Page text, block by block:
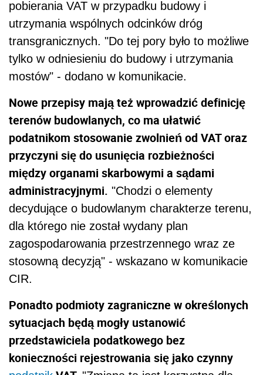
pobierania VAT w przypadku budowy i
utrzymania wspólnych odcinków dróg
transgranicznych. "Do tej pory było to możliwe
tylko w odniesieniu do budowy i utrzymania
mostów" - dodano w komunikacie.
Nowe przepisy mają też wprowadzić definicję
terenów budowlanych, co ma ułatwić
podatnikom stosowanie zwolnień od VAT oraz
przyczyni się do usunięcia rozbieżności
między organami skarbowymi a sądami
administracyjnymi. "Chodzi o elementy
decydujące o budowlanym charakterze terenu,
dla którego nie został wydany plan
zagospodarowania przestrzennego wraz ze
stosowną decyzją" - wskazano w komunikacie
CIR.
Ponadto podmioty zagraniczne w określonych
sytuacjach będą mogły ustanowić
przedstawiciela podatkowego bez
konieczności rejestrowania się jako czynny